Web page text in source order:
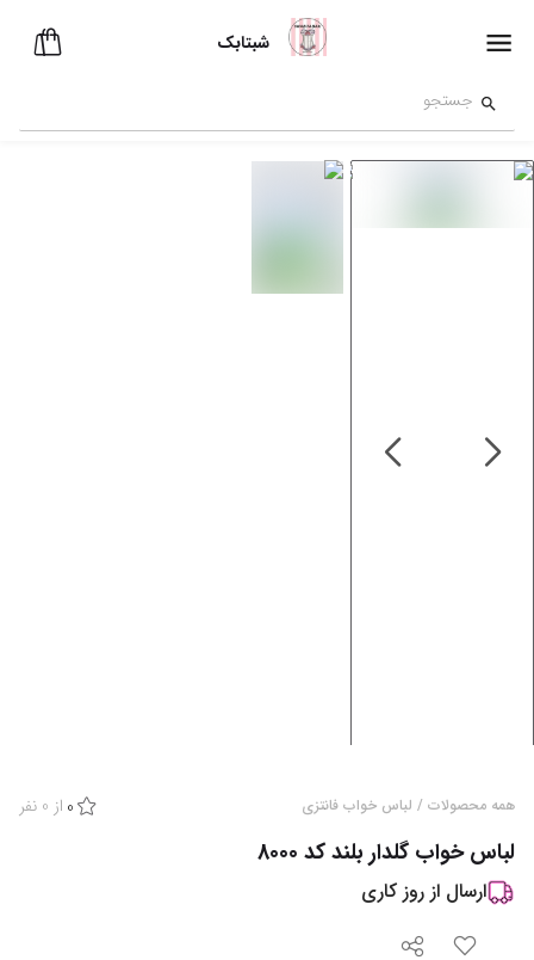
شبتابک
همه محصولات / لباس خواب فانتزی 0 از 0 نفر
لباس خواب گلدار بلند کد 8000
ارسال از روز کاری